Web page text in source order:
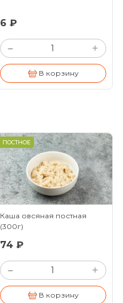
6 ₽
– +
В корзину
ПОСТНОЕ
Каша овсяная постная
(300г)
74 ₽
– +
В корзину